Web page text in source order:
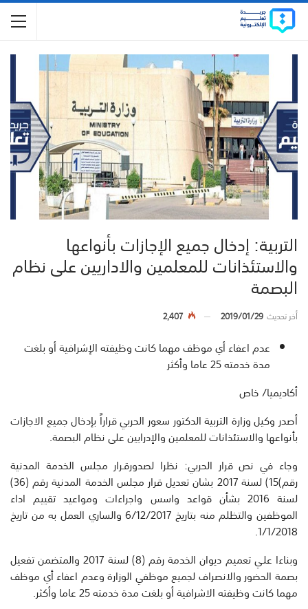
التربية: إدخال جميع الإجازات بأنواعها
والاستئذانات للمعلمين والاداريين على نظام
البصمة
أخر تحديث2019/01/29
2,407
عدم اعفاء أي موظف مهما كانت وظيفته الإشرافية أو بلغت
مدة خدمته 25 عاما وأكثر
أكاديميا/ خاص
أصدر وكيل وزارة التربية الدكتور سعور الحربي قراراً بإدخال جميع الاجازات
بأنواعها والاستئذانات للمعلمين والإدرايين على نظام البصمة.
وجاء في نص قرار الحربي: نظرا لصدورقـرار مجلس الخدمة المدنية
رقم)15) لسنة 2017 بشان تعديل قرار مجلس الخدمة المدنية رقم (36)
لسنة 2016 بشأن قواعد واسس واجراءات ومواعيد تقييم اداء
الموظفين والتظلم منه بتاريخ 6/12/2017 والساري العمل به من تاريخ
1/1/2018.
وبناءا علـي تعميم ديوان الخدمة رقم (8) لسنة 2017 والمتضمن تفعيل
بصمة الحضور والانصراف لجميع موظفي الوزارة وعدم اعفاء أي موظف
مهما كانت وظيفته الاشرافية أو بلغت مدة خدمته 25 عاما وأكثر.